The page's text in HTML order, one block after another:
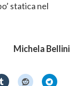
statica nel
Michela Bellini